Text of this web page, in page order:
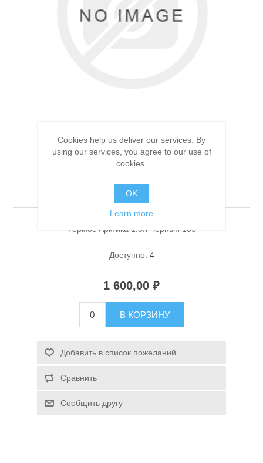
Аксессуары для лодок
Спасательные средства
Термос Арктика 1.0л
Черный 105
Термос Арктика 1.0л Черный 105
Доступно: 4
1 600,00 ₽
В КОРЗИНУ
Добавить в список пожеланий
Сравнить
Сообщить другу
Cookies help us deliver our services. By
using our services, you agree to our use of
cookies.
OK
Learn more